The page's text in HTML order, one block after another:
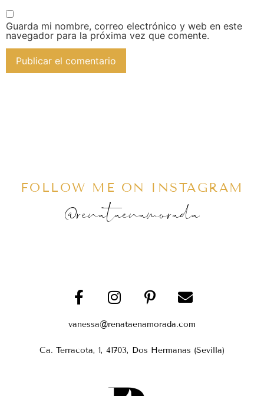
Guarda mi nombre, correo electrónico y web en este
navegador para la próxima vez que comente.
FOLLOW ME ON INSTAGRAM
@renataenamorada
vanessa@renataenamorada.com
Ca. Terracota, 1, 41703, Dos Hermanas (Sevilla)